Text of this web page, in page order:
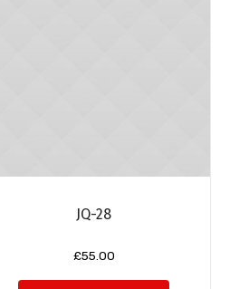
JQ-28
£55.00